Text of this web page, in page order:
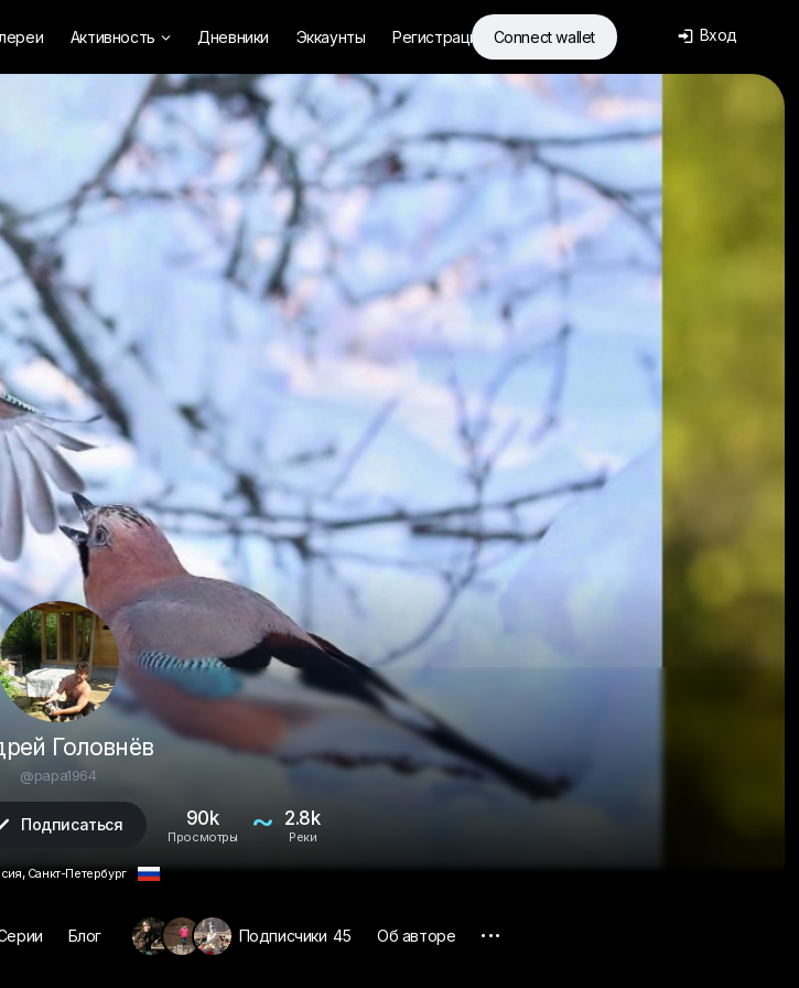
Активность  Дневники Эккаунты Регистрация Connect wallet  Вход
Головнёв
@papa1964
Подписаться 90k
Просмотры ~ 2.8k
Реки
, Санкт-Петербург
Блог Подписчики 45 Об авторе ...